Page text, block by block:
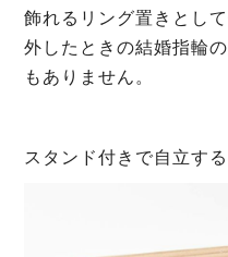
飾れるリング置きとし
外したときの結婚指輪
もありません。
スタンド付きで自立す